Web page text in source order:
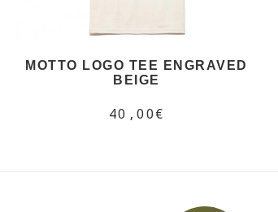
MOTTO LOGO TEE ENGRAVED
BEIGE
40,00€